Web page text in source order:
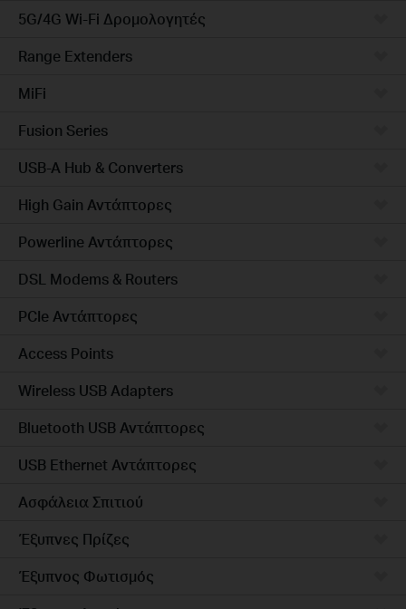
5G/4G Wi-Fi Δρομολογητές
Range Extenders
MiFi
Fusion Series
USB-A Hub & Converters
High Gain Αντάπτορες
Powerline Αντάπτορες
DSL Modems & Routers
PCIe Αντάπτορες
Access Points
Wireless USB Adapters
Bluetooth USB Αντάπτορες
USB Ethernet Αντάπτορες
Ασφάλεια Σπιτιού
Έξυπνες Πρίζες
Έξυπνος Φωτισμός